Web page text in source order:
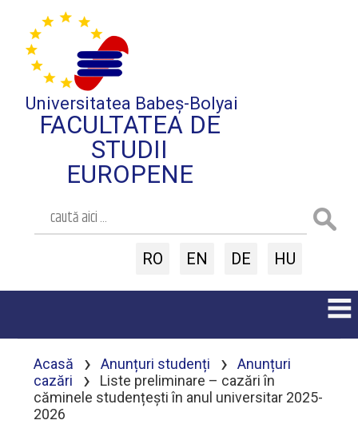
Universitatea Babeș-Bolyai
FACULTATEA DE
STUDII
EUROPENE
RO EN DE HU
Acasă › Anunțuri studenți ›
Anunțuri
cazări
›
Liste preliminare – cazări în
căminele studențești în anul universitar 2025-
2026